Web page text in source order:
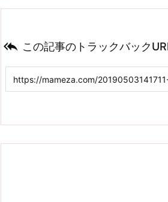
 この記事のトラックバック